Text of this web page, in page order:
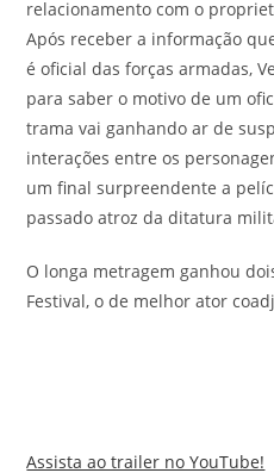
relacionamento com o
Após receber a informação
é oficial das forças armadas,
para saber o motivo de um
trama vai ganhando ar de
interações entre os
um final surpreendente a
passado atroz da ditatura
O longa metragem ganhou
Festival, o de melhor ator
Assista ao trailer no YouTube!